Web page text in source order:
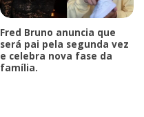
Fred Bruno anuncia que
será pai pela segunda vez
e celebra nova fase da
família.